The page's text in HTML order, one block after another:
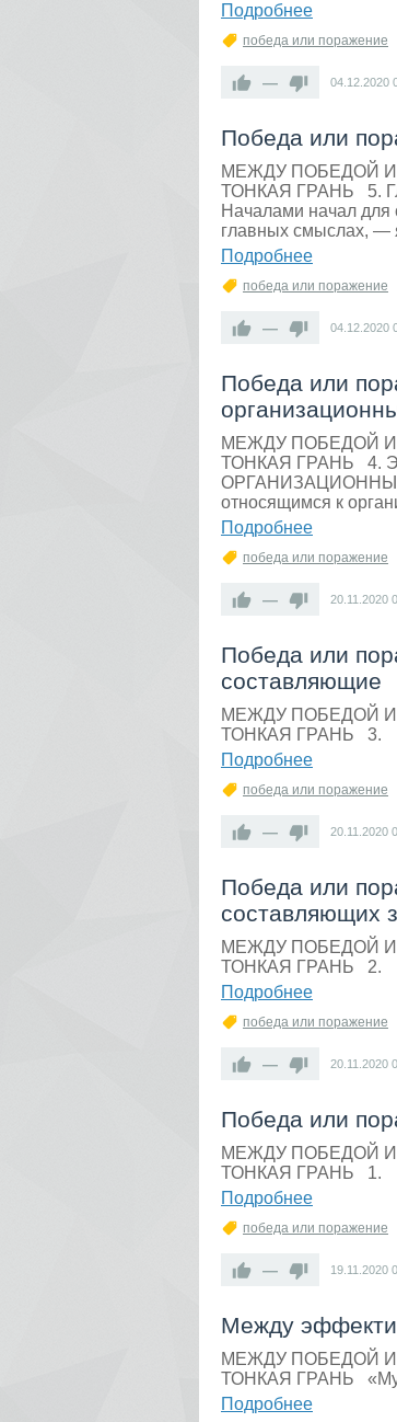
Подробнее
победа или поражение
— 04.12.2020
Победа или
МЕЖДУ ПОБЕДОЙ
ТОНКАЯ ГРАНЬ 5.
Началами начал для
главных смыслах, —
Подробнее
победа или поражение
— 04.12.2020
Победа или
МЕЖДУ ПОБЕДОЙ
ТОНКАЯ ГРАНЬ 4.
ОРГАНИЗАЦИОННЫХ
относящимся к
Подробнее
победа или поражение
— 20.11.2020
Победа или
составляющие
МЕЖДУ ПОБЕДОЙ
ТОНКАЯ ГРАНЬ 3.
Подробнее
победа или поражение
— 20.11.2020
Победа или
составляющих
МЕЖДУ ПОБЕДОЙ
ТОНКАЯ ГРАНЬ 2.
Подробнее
победа или поражение
— 20.11.2020
Победа или
МЕЖДУ ПОБЕДОЙ
ТОНКАЯ ГРАНЬ 1.
Подробнее
победа или поражение
— 19.11.2020
Между
МЕЖДУ ПОБЕДОЙ
ТОНКАЯ ГРАНЬ
Подробнее